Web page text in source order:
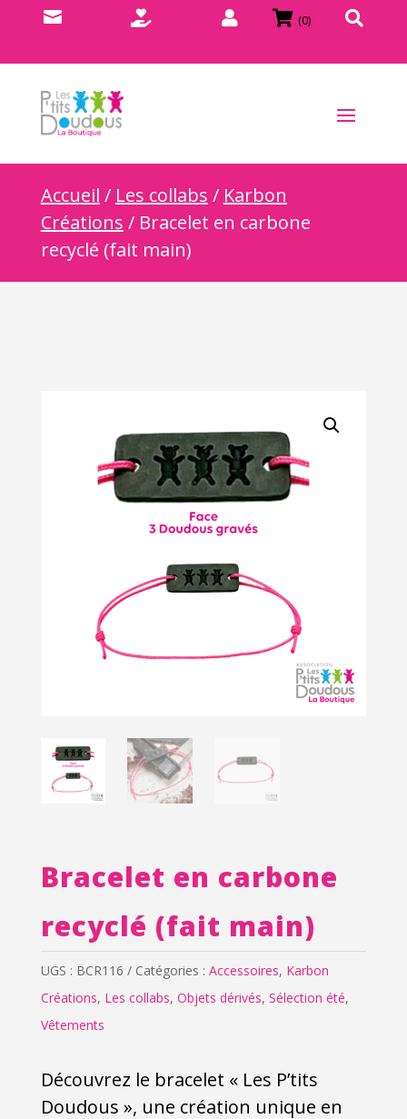
    (0) 
Accueil / Les collabs / Karbon
Créations / Bracelet en carbone
recyclé (fait main)
Bracelet en carbone
recyclé (fait main)
UGS : BCR116 Catégories : Accessoires, Karbon
Créations, Les collabs, Objets dérivés, Sélection été,
Vêtements
Découvrez le bracelet « Les P’tits
Doudous », une création unique en